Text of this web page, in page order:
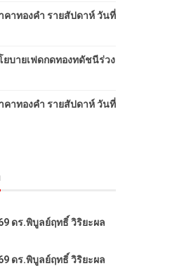
คาทองคำ รายสัปดาห์ วันที่
บายเฟดกดทองทดัชนีร่วง
คาทองคำ รายสัปดาห์ วันที่
ดร.พิบูลย์ฤทธิ์ วิริยะผล
ดร.พิบูลย์ฤทธิ์ วิริยะผล